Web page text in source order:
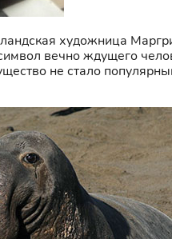
художница
вечно ждущего
не стало